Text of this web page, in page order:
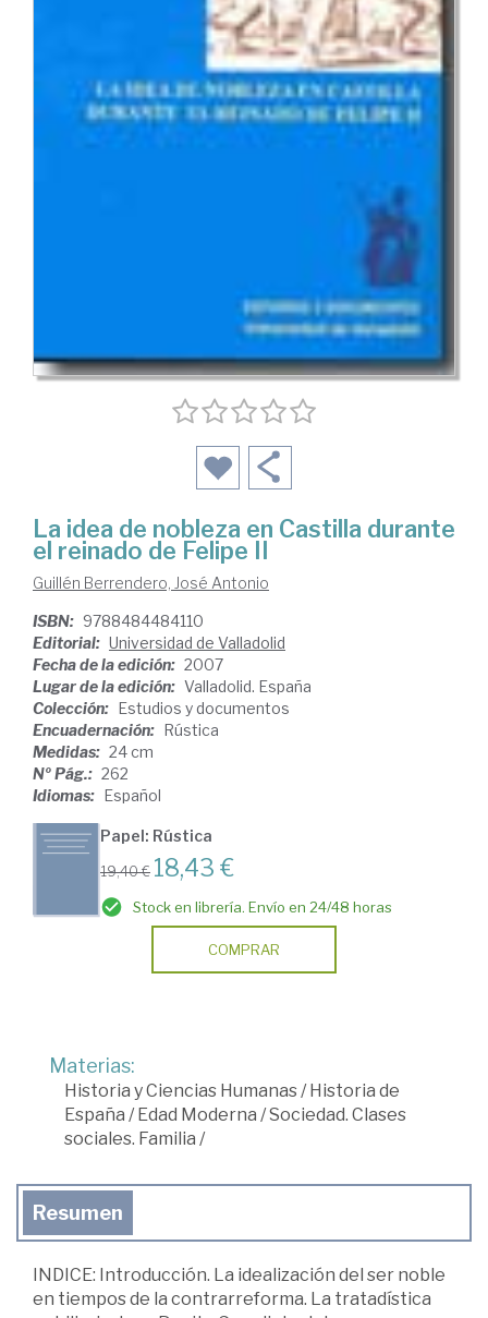
La idea de nobleza en Castilla durante
el reinado de Felipe II
Guillén Berrendero, José Antonio
ISBN: 9788484484110
Editorial: Universidad de Valladolid
Fecha de la edición: 2007
Lugar de la edición: Valladolid. España
Colección: Estudios y documentos
Encuadernación: Rústica
Medidas: 24 cm
Nº Pág.: 262
Idiomas: Español
Papel: Rústica
19,40 € 18,43 €
Stock en librería. Envío en 24/48 horas
COMPRAR
Materias:
Historia y Ciencias Humanas/Historia de
España /Edad Moderna /Sociedad. Clases
sociales. Familia /
Resumen
INDICE: Introducción. La idealización del ser noble
en tiempos de la contrarreforma. La tratadística